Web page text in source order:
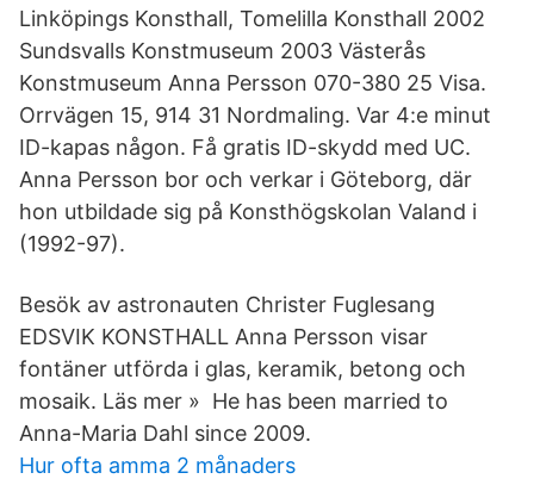
Linköpings Konsthall, Tomelilla Konsthall 2002
Sundsvalls Konstmuseum 2003 Västerås
Konstmuseum Anna Persson 070-380 25 Visa.
Orrvägen 15, 914 31 Nordmaling. Var 4:e minut
ID-kapas någon. Få gratis ID-skydd med UC.
Anna Persson bor och verkar i Göteborg, där
hon utbildade sig på Konsthögskolan Valand i
(1992-97).
Besök av astronauten Christer Fuglesang
EDSVIK KONSTHALL Anna Persson visar
fontäner utförda i glas, keramik, betong och
mosaik. Läs mer » He has been married to
Anna-Maria Dahl since 2009.
Hur ofta amma 2 månaders